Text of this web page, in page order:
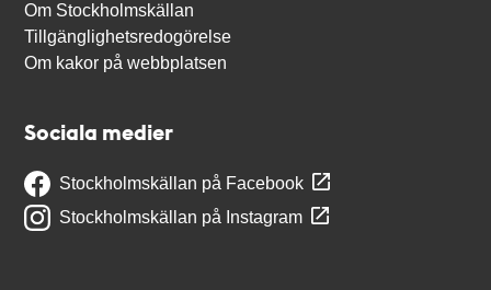
Om Stockholmskällan
Tillgänglighetsredogörelse
Om kakor på webbplatsen
Sociala medier
Stockholmskällan på Facebook
Stockholmskällan på Instagram